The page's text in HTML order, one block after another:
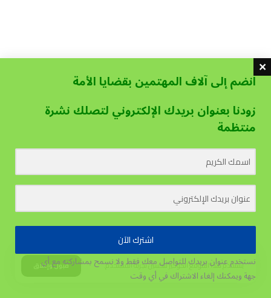
يستخدم هذا الموقع الكوكيز لتحسين تجربة المستخدم. قبول وإغلاق
انضم إلى آلاف المهتمين بقضايا الأمة
زودنا بعنوان بريدك الإلكتروني لتصلك نشرة
منتظمة
اشترك الآن
نستخدم عنوان بريدك للتواصل معك فقط ولا نسمح بمشاركته مع أي
جهةويمكنك إلغاء الاشتراك في أي وقت